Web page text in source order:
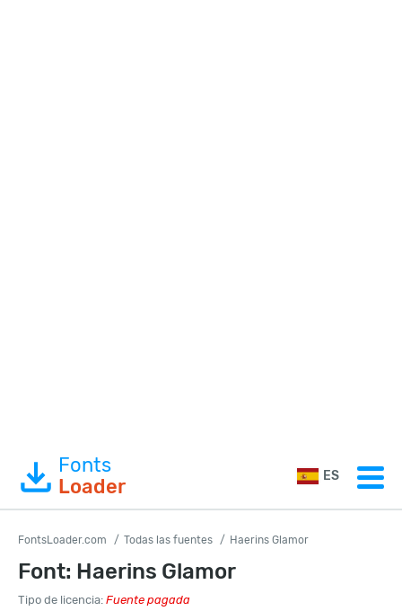
Fonts
Loader
ES
FontsLoader.com Todas las fuentes Haerins Glamor
Font: Haerins Glamor
Tipo de licencia: Fuente pagada